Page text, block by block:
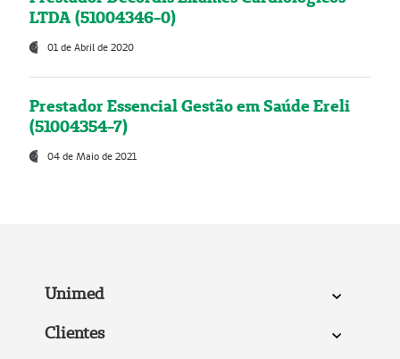
LTDA (51004346-0)
01 de Abril de 2020
Prestador Essencial Gestão em Saúde Ereli
(51004354-7)
04 de Maio de 2021
Unimed
Clientes